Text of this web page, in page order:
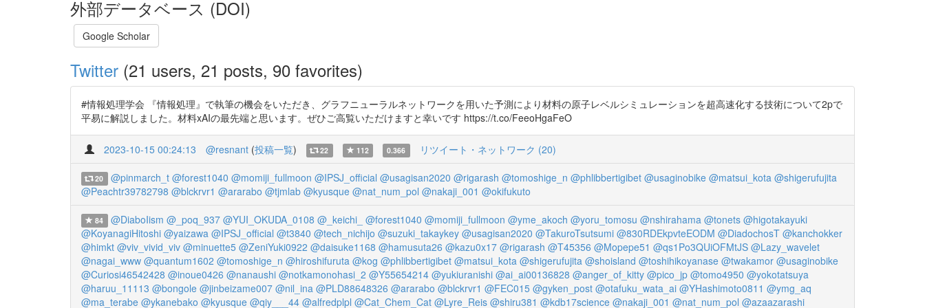
外部データベース (DOI)
Google Scholar
Twitter (21 users, 21 posts, 90 favorites)
#情報処理学会 『情報処理』で執筆の機会をいただき、グラフニューラルネットワークを用いた予測により材料の原子レベルシミュレーションを超高速化する技術について2pで
平易に解説しました。材料xAIの最先端と思います。ぜひご高覧いただけますと幸いです https://t.co/FeeoHgaFeO
2023-10-15 00:24:13 @resnant (投稿一覧) 22 112 0.366 リツイート・ネットワーク (20)
20 @pinmarch_t @forest1040 @momiji_fullmoon @IPSJ_official @usagisan2020 @rigarash @tomoshige_n @phlibbertigibet @usaginobike @matsui_kota @shigerufujita
@Peachtr39782798 @blckrvr1 @ararabo @tjmlab @kyusque @nat_num_pol @nakaji_001 @okifukuto
84 @DiaboIism @_poq_937 @YUI_OKUDA_0108 @_keichi_ @forest1040 @momiji_fullmoon @yme_akoch @yoru_tomosu @nshirahama @tonets @higotakayuki
@KoyanagiHitoshi @yaizawa @IPSJ_official @t3840 @tech_nichijo @suzuki_takaykey @usagisan2020 @TakuroTsutsumi @830RDEkpvteEODM @DiadochosT @kanchokker
@himkt @viv_vivid_viv @minuette5 @ZeniYuki0922 @daisuke1168 @hamusuta26 @kazu0x17 @rigarash @T45356 @Mopepe51 @qs1Po3QUiOFMtJS @Lazy_wavelet
@nagai_www @quantum1602 @tomoshige_n @hiroshifuruta @kog @phlibbertigibet @matsui_kota @shigerufujita @shoisland @toshihikoyanase @twakamor @usaginobike
@Curiosi46542428 @inoue0426 @nanaushi @notkamonohasi_2 @Y55654214 @yukiuranishi @ai_ai00136828 @anger_of_kitty @pico_jp @tomo4950 @yokotatsuya
@haruu_11113 @bongole @jinbeizame007 @nil_ina @PLD88648326 @ararabo @blckrvr1 @FEC015 @gyken_post @otafuku_wata_ai @YHashimoto0811 @ymg_aq
@ma_terabe @ykanebako @kyusque @qiy___44 @alfredplpl @Cat_Chem_Cat @Lyre_Reis @shiru381 @kdb17science @nakaji_001 @nat_num_pol @azaazarashi